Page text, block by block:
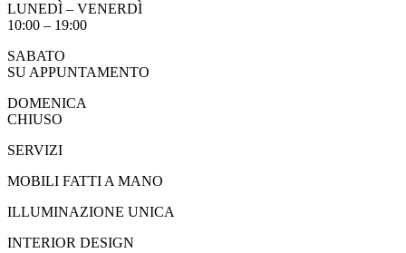
LUNEDÌ – VENERDÌ
10:00 – 19:00
SABATO
SU APPUNTAMENTO
DOMENICA
CHIUSO
SERVIZI
MOBILI FATTI A MANO
ILLUMINAZIONE UNICA
INTERIOR DESIGN